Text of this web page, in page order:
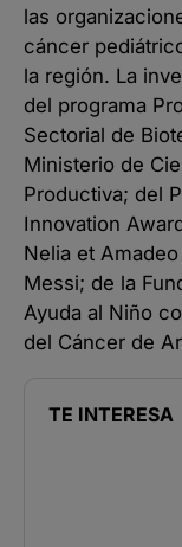
las
cáncer
la región. La
del programa
Sectorial de
Ministerio de
Productiva; del
Innovation
Nelia et
Messi; de la
Ayuda al Niño
del Cáncer de
TE INTERESA